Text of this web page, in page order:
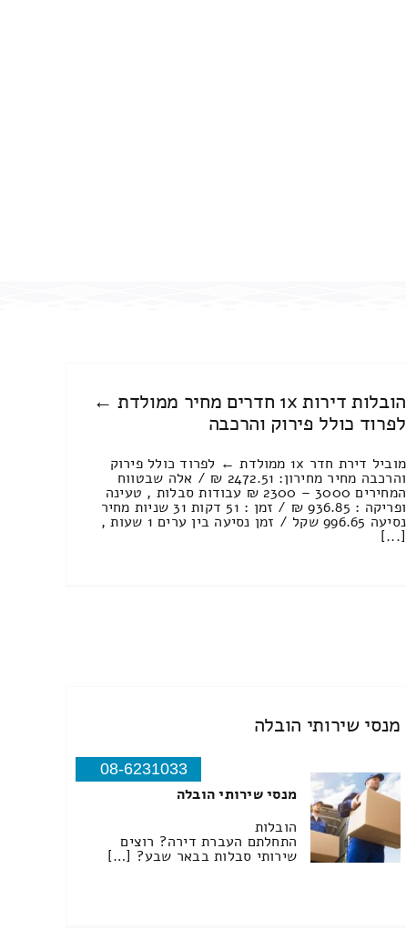
הובלות דירות 1x חדרים מחיר ממולדת ←
לפרוד כולל פירוק והרכבה
מוביל דירת חדר 1x ממולדת ← לפרוד כולל פירוק
והרכבה מחיר מחירון: 2472.51 ₪ / אלה שבטווח
המחירים 3000 – 2300 ₪ עבודות סבלות , טעינה
ופריקה : 936.85 ₪ / זמן : 51 דקות 31 שניות מחיר
נסיעה 996.65 שקל / זמן נסיעה בין ערים 1 שעות ,
[...]
מנסי שירותי הובלה
08-6231033
מנסי שירותי הובלה
הובלות
התחלתם העברת דירה? רוצים
שירותי סבלות בבאר שבע? […]